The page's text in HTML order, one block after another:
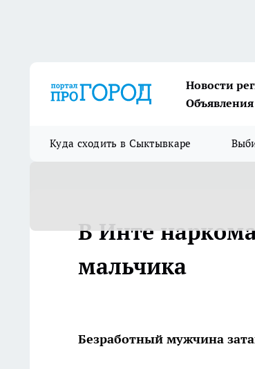
Новости
Объявления
Куда сходить в Сыктывкаре
В Инте
мальчика
Безработный мужчина